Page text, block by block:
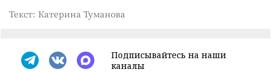
Текст: Катерина Туманова
Подписывайтесь на наши
каналы